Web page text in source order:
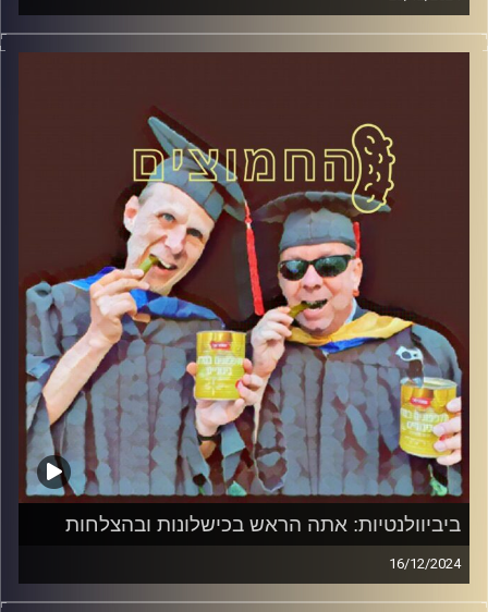
המערכת הפוליטית על ספת הפסיכולוג, עם פרופסור בועז בן-
דוד ופרופסור גלעד הירשברגר
קרדיט תמונות:AudioVersity
ביביוולנטיות: אתה הראש בכישלונות ובהצלחות
16/12/2024
המערכת הפוליטית על ספת הפסיכולוג, עם פרופסור בועז בן-